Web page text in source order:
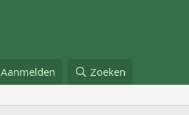
Aanmelden Zoeken